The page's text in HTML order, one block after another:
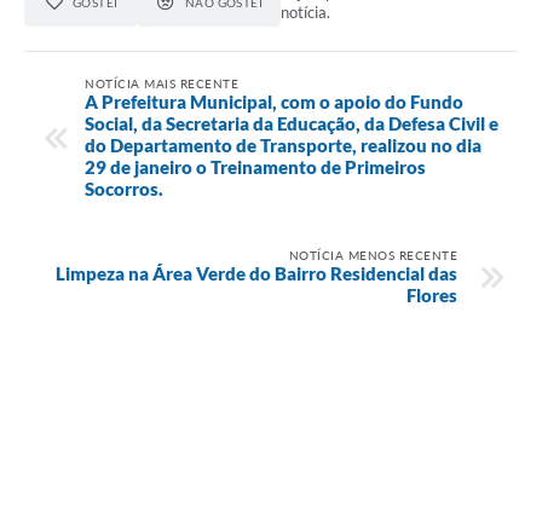
notícia.
NOTÍCIA MAIS RECENTE
A Prefeitura Municipal, com o apoio do Fundo
Social, da Secretaria da Educação, da Defesa Civil e
do Departamento de Transporte, realizou no dia
29 de janeiro o Treinamento de Primeiros
Socorros.
NOTÍCIA MENOS RECENTE
Limpeza na Área Verde do Bairro Residencial das
Flores